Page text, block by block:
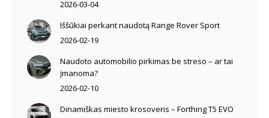
2026-03-04
Iššūkiai perkant naudotą Range Rover Sport
2026-02-19
Naudoto automobilio pirkimas be streso – ar tai
įmanoma?
2026-02-10
Dinamiškas miesto krosoveris – Forthing T5 EVO